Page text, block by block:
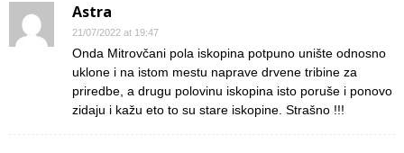
Astra
21/07/2022 at 19:47
Onda Mitrovčani pola iskopina potpuno unište odnosno
uklone i na istom mestu naprave drvene tribine za
priredbe, a drugu polovinu iskopina isto poruše i ponovo
zidaju i kažu eto to su stare iskopine. Strašno !!!